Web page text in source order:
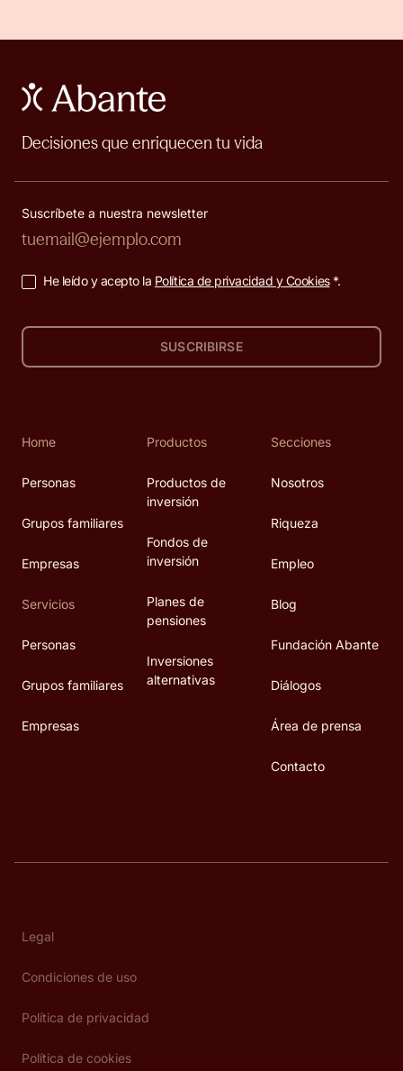
Decisiones que enriquecen tu vida
Suscríbete a nuestra newsletter
He leído y acepto la Política de privacidad y Cookies*.
SUSCRIBIRSE
Home
Personas
Grupos familiares
Empresas
Servicios
Personas
Grupos familiares
Empresas
Productos
Productos de
inversión
Fondos de
inversión
Planes de
pensiones
Inversiones
alternativas
Secciones
Nosotros
Riqueza
Empleo
Blog
Fundación Abante
Diálogos
Área de prensa
Contacto
Legal
Condiciones de uso
Política de privacidad
Política de cookies